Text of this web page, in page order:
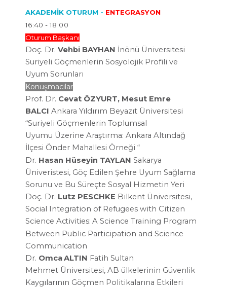
AKADEMİK OTURUM - ENTEGRASYON
16:40 - 18:00
Oturum Başkanı
Doç. Dr. Vehbi BAYHAN İnönü Üniversitesi
Suriyeli Göçmenlerin Sosyolojik Profili ve
Uyum Sorunları
Konuşmacılar
Prof. Dr. Cevat ÖZYURT, Mesut Emre
BALCI Ankara Yıldırım Beyazıt Üniversitesi
“Suriyeli Göçmenlerin Toplumsal
Uyumu Üzerine Araştırma: Ankara Altındağ
İlçesi Önder Mahallesi Örneği “
Dr. Hasan Hüseyin TAYLAN Sakarya
Üniveristesi, Göç Edilen Şehre Uyum Sağlama
Sorunu ve Bu Süreçte Sosyal Hizmetin Yeri
Doç. Dr. Lutz PESCHKE Bilkent Üniversitesi,
Social Integration of Refugees with Citizen
Science Activities:A Science Training Program
Between Public Participation and Science
Communication
Dr. OmcaALTIN Fatih Sultan
Mehmet Üniversitesi, AB ülkelerinin Güvenlik
Kaygılarının Göçmen Politikalarına Etkileri